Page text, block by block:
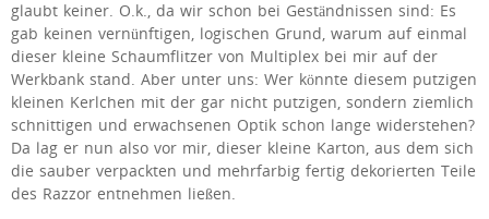
glaubt keiner. O.k., da wir schon bei Geständnissen sind: Es
gab keinen vernünftigen, logischen Grund, warum auf einmal
dieser kleine Schaumflitzer von Multiplex bei mir auf der
Werkbank stand. Aber unter uns: Wer könnte diesem putzigen
kleinen Kerlchen mit der gar nicht putzigen, sondern ziemlich
schnittigen und erwachsenen Optik schon lange widerstehen?
Da lag er nun also vor mir, dieser kleine Karton, aus dem sich
die sauber verpackten und mehrfarbig fertig dekorierten Teile
des Razzor entnehmen ließen.